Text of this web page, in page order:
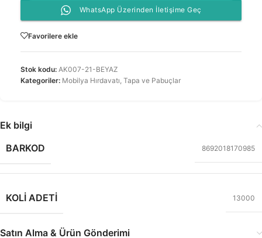
WhatsApp Üzerinden İletişime Geç
Favorilere ekle
Stok kodu: AK007-21-BEYAZ
Kategoriler: Mobilya Hırdavatı, Tapa ve Pabuçlar
Ek bilgi
BARKOD
8692018170985
KOLI ADETI 13000
Satın Alma & Ürün Gönderimi